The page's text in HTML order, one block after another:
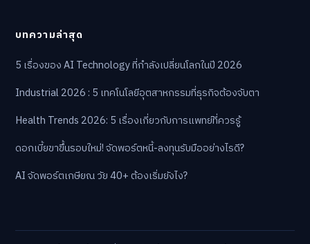
บทความล่าสุด
5 เรื่องของ AI Technology ที่กำลังเปลี่ยนโลกในปี 2026
Industrial 2026 : 5 เทคโนโลยีอุตสาหกรรมที่ธุรกิจต้องจับตา
Health Trends 2026: 5 เรื่องเกี่ยวกับการแพทย์ที่ควรรู้
ดอกเบี้ยขาขึ้นรอบใหม่! จัดพอร์ตหนี้-ลงทุนรับมืออย่างไรดี?
AI จัดพอร์ตเกษียณ วัย 40+ ต้องเริ่มยังไง?